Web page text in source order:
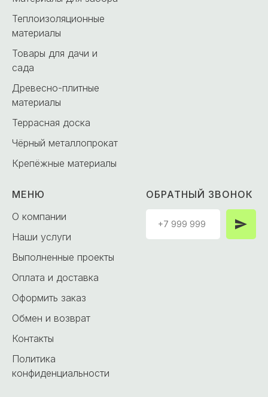
Теплоизоляционные
материалы
Товары для дачи и
сада
Древесно-плитные
материалы
Террасная доска
Чёрный металлопрокат
Крепёжные материалы
МЕНЮ
О компании
Наши услуги
Выполненные проекты
Оплата и доставка
Оформить заказ
Обмен и возврат
Контакты
Политика
конфиденциальности
ОБРАТНЫЙ ЗВОНОК